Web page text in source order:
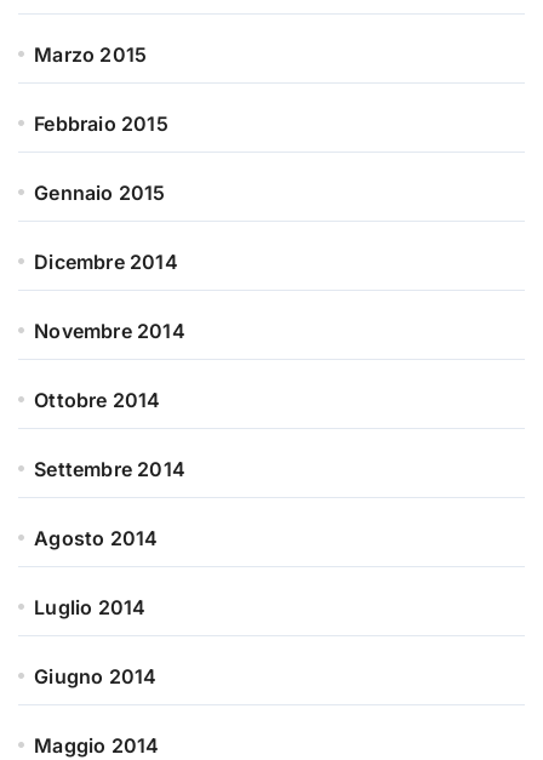
Marzo 2015
Febbraio 2015
Gennaio 2015
Dicembre 2014
Novembre 2014
Ottobre 2014
Settembre 2014
Agosto 2014
Luglio 2014
Giugno 2014
Maggio 2014